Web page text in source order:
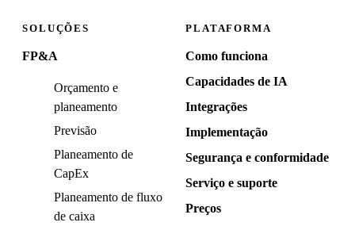
SOLUÇÕES
FP&A
Orçamento e
planeamento
Previsão
Planeamento de
CapEx
Planeamento de fluxo
de caixa
PLATAFORMA
Como funciona
Capacidades de IA
Integrações
Implementação
Segurança e conformidade
Serviço e suporte
Preços